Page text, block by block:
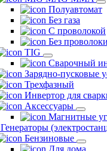
Полуавтомат
Без газа
С проволокой
Без проволоки
TIG
Сварочный
Зарядно-пусковые
Трехфазный
Инвертор для
Аксессуары
Магнитные
Генераторы
Бензиновые
Для дома